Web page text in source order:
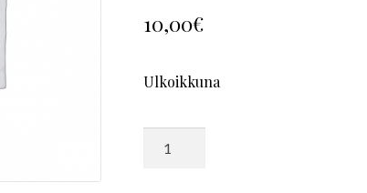
10,00€
Ulkoikkuna